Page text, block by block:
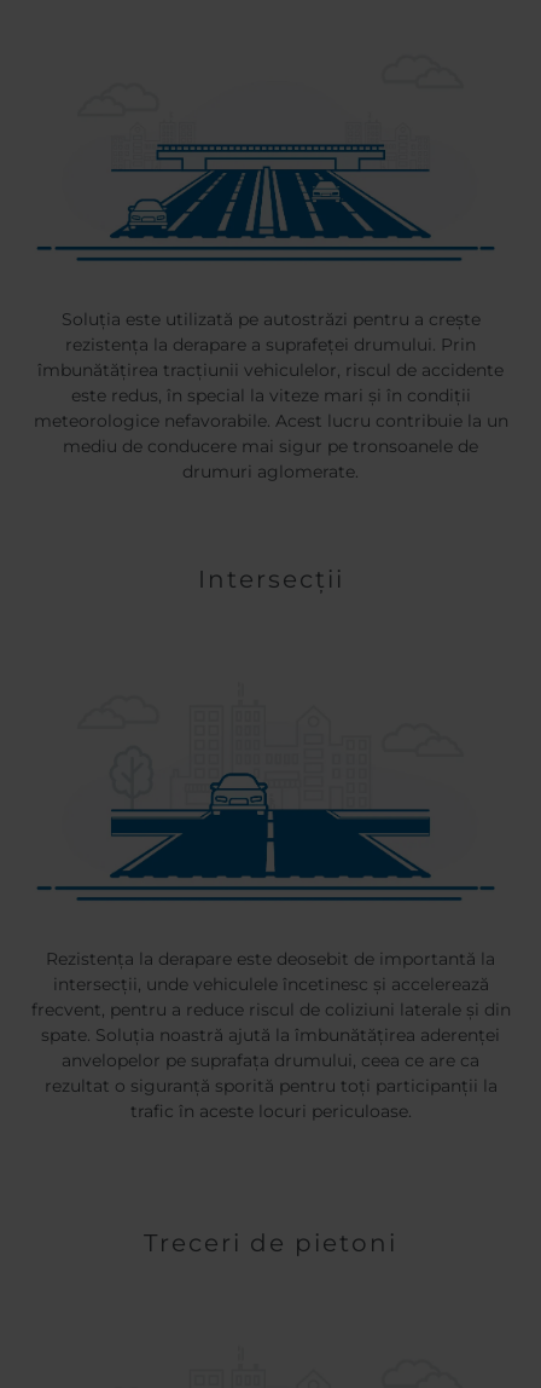
Soluția este utilizată pe autostrăzi pentru a crește
rezistența la derapare a suprafeței drumului. Prin
îmbunătățirea tracțiunii vehiculelor, riscul de accidente
este redus, în special la viteze mari și în condiții
meteorologice nefavorabile. Acest lucru contribuie la un
mediu de conducere mai sigur pe tronsoanele de
drumuri aglomerate.
Intersecții
Rezistența la derapare este deosebit de importantă la
intersecții, unde vehiculele încetinesc și accelerează
frecvent, pentru a reduce riscul de coliziuni laterale și din
spate. Soluția noastră ajută la îmbunătățirea aderenței
anvelopelor pe suprafața drumului, ceea ce are ca
rezultat o siguranță sporită pentru toți participanții la
trafic în aceste locuri periculoase.
Treceri de pietoni